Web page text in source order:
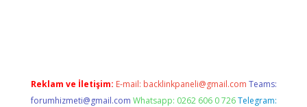
Reklam ve İletişim: E-mail: backlinkpaneli@gmail.com Teams:
forumhizmeti@gmail.com Whatsapp: 0262 606 0 726 Telegram: